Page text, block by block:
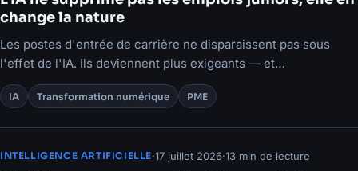
change la nature
Les postes d'entrée de carrière ne disparaissent pas sous
l'effet de l'IA. Ils deviennent plus exigeants — et
l'apprentissage en souffre.
IA Transformation numérique PME
INTELLIGENCE ARTIFICIELLE·17 juillet 2026·13 min de lecture